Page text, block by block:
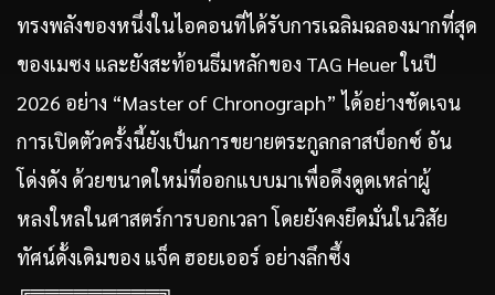
ทรงพลังของหนึ่งในไอคอนที่ได้รับการเฉลิมฉลองมากที่สุด
ของเมซง และยังสะท้อนธีมหลักของ TAG Heuerในปี
2026 อย่าง “Master of Chronograph” ได้อย่างชัดเจน
การเปิดตัวครั้งนี้ยังเป็นการขยายตระกูลกลาสบ็อกซ์ อัน
โด่งดัง ด้วยขนาดใหม่ที่ออกแบบมาเพื่อดึงดูดเหล่าผู้
หลงใหลในศาสตร์การบอกเวลา โดยยังคงยึดมั่นในวิสัย
ทัศน์ดั้งเดิมของ แจ็ค ฮอยเออร์ อย่างลึกซึ้ง